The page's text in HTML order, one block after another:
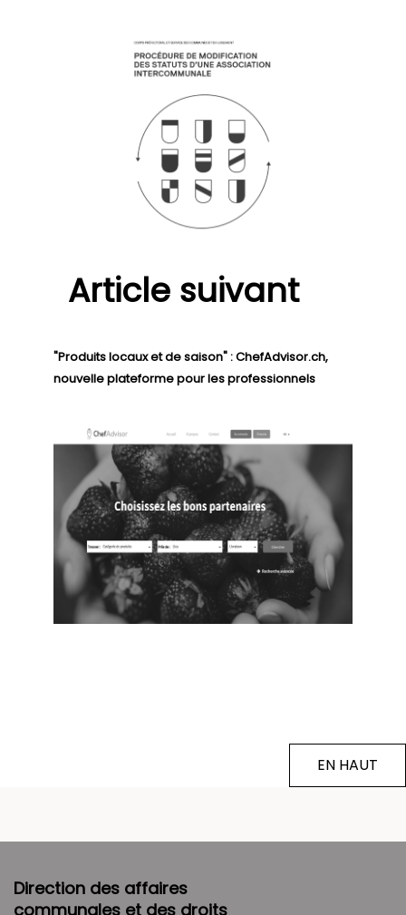
Article suivant
"Produits locaux et de saison" : ChefAdvisor.ch,
nouvelle plateforme pour les professionnels
EN HAUT
Direction des affaires
communales et des droits